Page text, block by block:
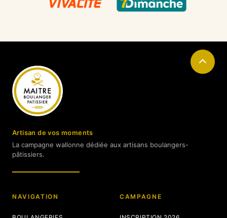
Artisan de vos moments
La campagne wallonne dédiée aux artisans boulangers-
pâtissiers.
NAVIGATION CAMPAGNE